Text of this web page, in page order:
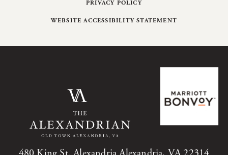
PRIVACY POLICY
WEBSITE ACCESSIBILITY STATEMENT